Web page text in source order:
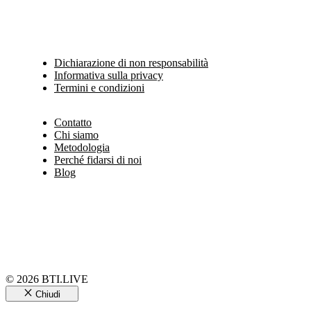
Dichiarazione di non responsabilità
Informativa sulla privacy
Termini e condizioni
Contatto
Chi siamo
Metodologia
Perché fidarsi di noi
Blog
© 2026 BTI.LIVE
Chiudi